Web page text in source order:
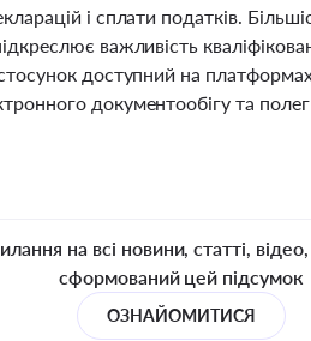
і сплати податків.
важливість
доступний на
документообігу та
на всі новини, статті,
сформований цей підсумок
ОЗНАЙОМИТИСЯ